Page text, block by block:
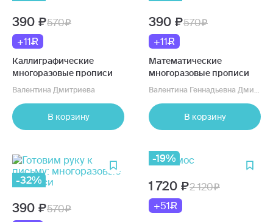
390
570
+11
Каллиграфические
многоразовые прописи
Валентина Дмитриева
В корзину
390
570
+11
Математические
многоразовые прописи
В корзину
-32%
390 570
-19%
1 720
2 120
+51